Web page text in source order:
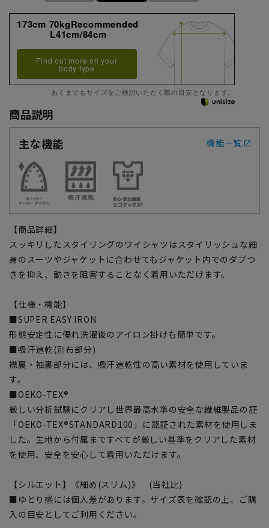
173cm 70kgRecommended
L41cm/84cm
Find out more on your
body type
あくまでもサイズをご検討いただく際の目安となります。
商品説明
主な機能
機能一覧
【商品詳細】
スッキリしたスタイリングのワイシャツはスタイリッシュな細
身のスーツやジャケットに合わせてもジャケット内でのダブつ
きを抑え、動きを阻害することなく着用いただけます。
【仕様・機能】
■SUPER EASY IRON
形態安定性に優れ洗濯後のアイロン掛けも簡単です。
■吸汗速乾(別布部分)
襟裏・袖裏部分には、吸汗速乾性の高い素材を使用していま
す。
■OEKO-TEX®
厳しい分析試験にクリアし世界最高水準の安全な繊維製品の証
「OEKO-TEX®STANDARD100」に認証された素材を使用しま
した。生地から付属まですべてが厳しい基準をクリアした素材
を使用、安全を安心して着用いただけます。
【シルエット】《細め(スリム)》 (当社比)
■ゆとり感には個人差があります。サイズ表を確認の上、ご購
入の目安としてご利用ください。